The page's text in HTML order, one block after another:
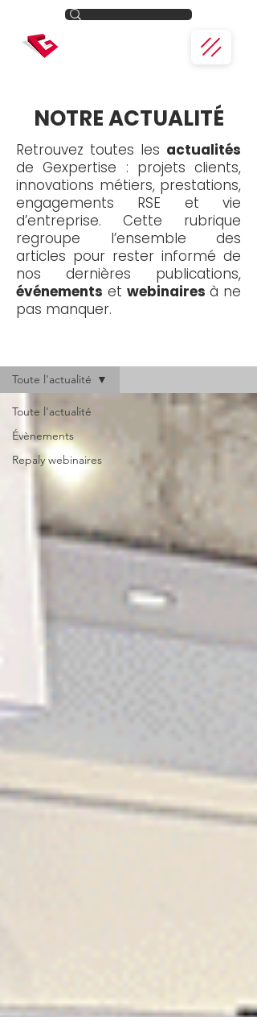
NOTRE ACTUALITÉ
Retrouvez toutes les actualités
de Gexpertise : projets clients,
innovations métiers, prestations,
engagements RSE et vie
d’entreprise. Cette rubrique
regroupe l’ensemble des
articles pour rester informé de
nos dernières publications,
événements et webinaires à ne
pas manquer.
Toute l'actualité
Évènements
Repaly webinaires
Toute l'actualité